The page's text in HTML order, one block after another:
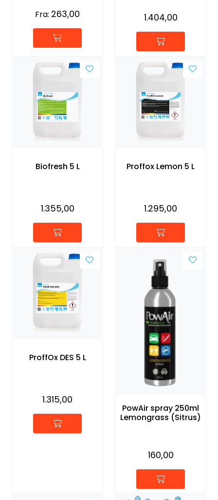
Fra: 263,00 1.404,00
Biofresh 5 L
1.355,00
Proffox Lemon 5 L
1.295,00
ProffOx DES 5 L
1.315,00
PowAir spray 250ml
Lemongrass (Sitrus)
160,00